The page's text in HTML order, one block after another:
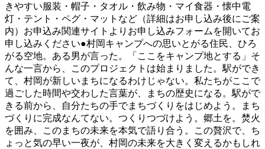
きやすい服装・帽子・タオル・飲み物・マイ食器・懐中電
灯・テント・ペグ・マットなど（詳細はお申し込み後にご案
内）お申込み関連サイトよりお申し込みフォームを開いてお
申し込みください●村岡キャンプへの思いとがる住民、ひろ
がる空地。ある男が言った。「ここをキャンプ地とする」そ
んな一言から、このプロジェクトは始まりました。駅ができ
て、村岡が新しいまちになるわけじゃない。私たちがここで
過ごした時間や交わした言葉が、まちの歴史になる。駅がで
きる前から、自分たちの手でまちづくりをはじめよう。まち
づくりに完成なんてない。つくりつづけよう。郷土を。焚火
を囲み、このまちの未来を本気で語り合う。この贅沢で、ち
ょっと気の早い一夜が、村岡の未来を大きく変えるかもしれ